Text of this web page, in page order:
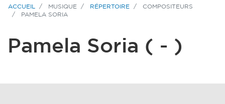
ACCUEIL MUSIQUE RÉPERTOIRE
COMPOSITEURS
PAMELA SORIA
Pamela Soria ( - )